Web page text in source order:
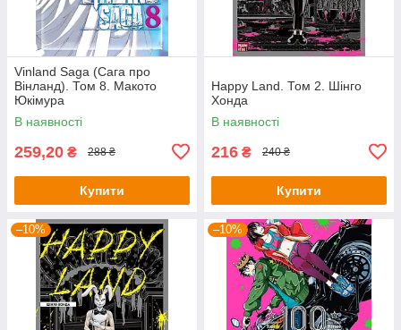
Vinland Saga (Сага про
Вінланд). Том 8. Макото
Юкімура
В наявності
259,20 ₴ 288 ₴
Купити
Happy Land. Том 2. Шінго
Хонда
В наявності
216 ₴ 240 ₴
Купити
–10% –10%